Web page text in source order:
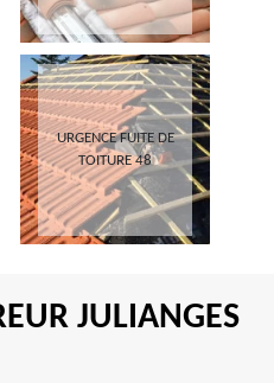
URGENCE FUITE DE
TOITURE 48
JULIANGES